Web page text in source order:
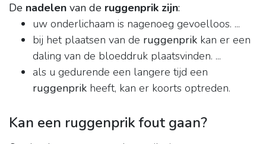
De nadelen van de ruggenprik zijn:
uw onderlichaam is nagenoeg gevoelloos. ...
bij het plaatsen van de ruggenprik kan er een
daling van de bloeddruk plaatsvinden. ...
als u gedurende een langere tijd een
ruggenprik heeft, kan er koorts optreden.
Kan een ruggenprik fout gaan?